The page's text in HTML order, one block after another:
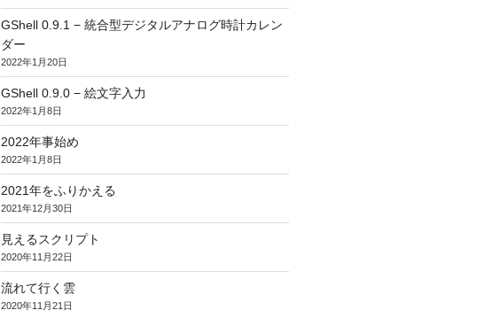
GShell 0.9.1 − 統合型デジタルアナログ時計カレン
ダー
2022年1月20日
GShell 0.9.0 − 絵文字入力
2022年1月8日
2022年事始め
2022年1月8日
2021年をふりかえる
2021年12月30日
見えるスクリプト
2020年11月22日
流れて行く雲
2020年11月21日